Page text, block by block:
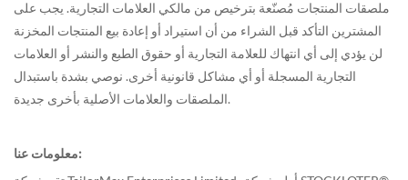
ملصقات المنتجات مُصنّعة بترخيص من مالكي العلامات التجارية. يجب على
المشترين التأكد قبل الشراء من أن استيراد أو إعادة بيع المنتجات المخزنة
لن يؤدي إلى أي انتهاك للعلامة التجارية أو حقوق الطبع والنشر أو العلامات
التجارية المسجلة أو أي مشاكل قانونية أخرى. نوصي بشدة باستبدال
الملصقات والعلامات الأصلية بأخرى جديدة.
معلومات عنا: